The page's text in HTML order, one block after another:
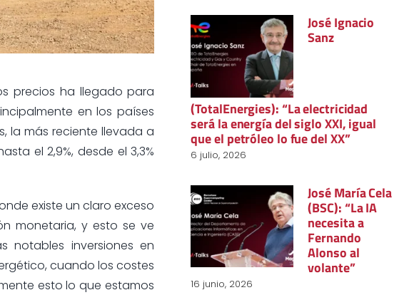
precios ha llegado para
en los países
la más reciente llevada a
el 2,9%, desde el 3,3%
existe un claro exceso
monetaria, y esto se ve
notables inversiones en
cuando los costes
esto lo que estamos
José Ignacio
Sanz
(TotalEnergies): “La electricidad
será la energía del siglo XXI, igual
que el petróleo lo fue del XX”
6 julio, 2026
José María Cela
(BSC): “La IA
necesita a
Fernando
Alonso al
volante”
16 junio, 2026